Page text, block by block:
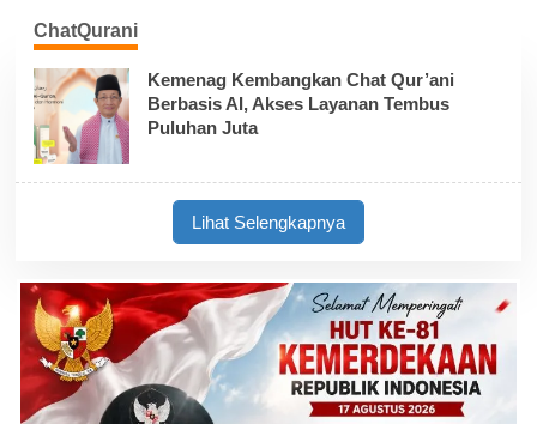
ChatQurani
Kemenag Kembangkan Chat Qur’ani
Berbasis AI, Akses Layanan Tembus
Puluhan Juta
Lihat Selengkapnya